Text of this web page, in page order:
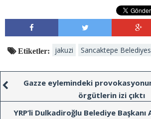
Etiketler: jakuzi Sancaktepe
Gazze eylemindeki
örgütlerin izi çıktı
YRP’li Dulkadiroğlu Belediye Başkanı